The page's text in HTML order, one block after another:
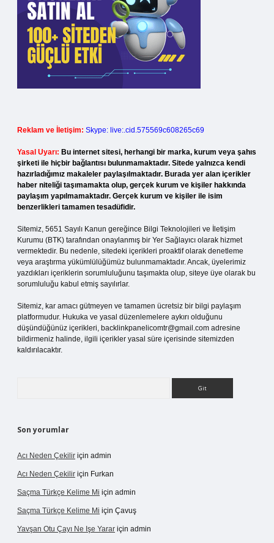
Reklam ve İletişim: Skype: live:.cid.575569c608265c69
Yasal Uyarı: Bu internet sitesi, herhangi bir marka, kurum veya şahıs
şirketi ile hiçbir bağlantısı bulunmamaktadır. Sitede yalnızca kendi
hazırladığımız makaleler paylaşılmaktadır. Burada yer alan içerikler
haber niteliği taşımamakta olup, gerçek kurum ve kişiler hakkında
paylaşım yapılmamaktadır. Gerçek kurum ve kişiler ile isim
benzerlikleri tamamen tesadüfidir.
Sitemiz, 5651 Sayılı Kanun gereğince Bilgi Teknolojileri ve İletişim
Kurumu (BTK) tarafından onaylanmış bir Yer Sağlayıcı olarak hizmet
vermektedir. Bu nedenle, sitedeki içerikleri proaktif olarak denetleme
veya araştırma yükümlülüğümüz bulunmamaktadır. Ancak, üyelerimiz
yazdıkları içeriklerin sorumluluğunu taşımakta olup, siteye üye olarak bu
sorumluluğu kabul etmiş sayılırlar.
Sitemiz, kar amacı gütmeyen ve tamamen ücretsiz bir bilgi paylaşım
platformudur. Hukuka ve yasal düzenlemelere aykırı olduğunu
düşündüğünüz içerikleri, backlinkpanelicomtr@gmail.com adresine
bildirmeniz halinde, ilgili içerikler yasal süre içerisinde sitemizden
kaldırılacaktır.
Son yorumlar
Acı Neden Çekilir için admin
Acı Neden Çekilir için Furkan
Saçma Türkçe Kelime Mi için admin
Saçma Türkçe Kelime Mi için Çavuş
Yavşan Otu Çayı Ne Işe Yarar için admin